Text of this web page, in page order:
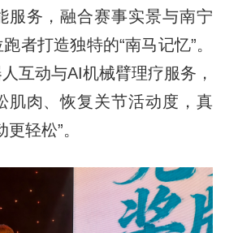
服务，融合赛事实景与南宁
者打造独特的“南马记忆”。
互动与AI机械臂理疗服务，
肌肉、恢复关节活动度，真
轻松”。